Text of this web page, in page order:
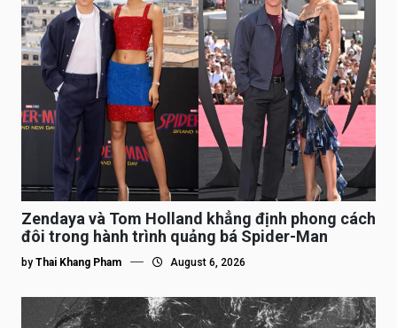
Zendaya và Tom Holland khẳng định phong cách
đôi trong hành trình quảng bá Spider-Man
by Thai Khang Pham August 6, 2026